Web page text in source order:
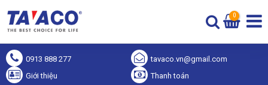
0
0913 888 277
tavaco.vn@gmail.com
Giới thiệu
Thanh toán